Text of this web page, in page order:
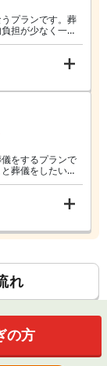
プランです。葬
担が少なく一番
をするプランで
葬儀をしたい、
方にオススメで
れ
の方